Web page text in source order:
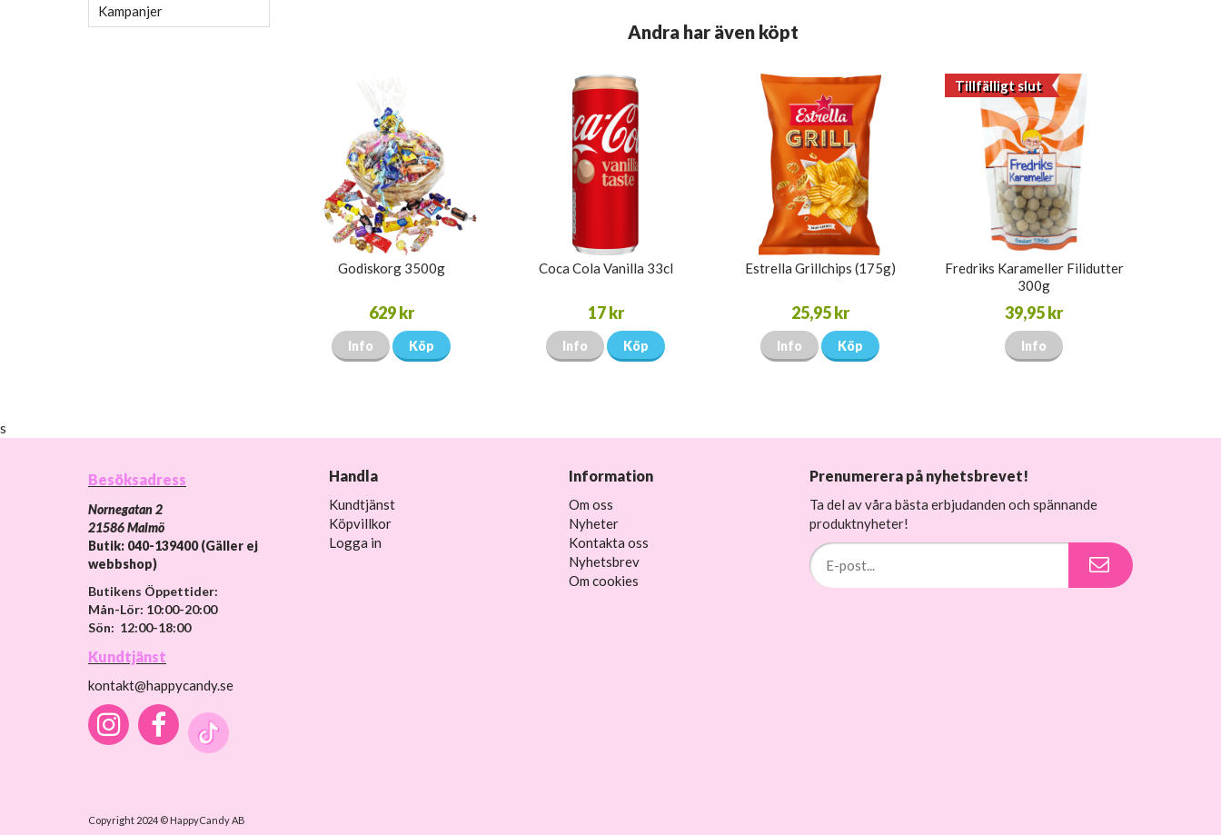
Kampanjer
Andra har även köpt
Godiskorg 3500g
629 kr
Info Köp
Coca Cola Vanilla 33cl
17 kr
Info Köp
Estrella Grillchips (175g)
25,95 kr
Info Köp
Tillfälligt slut
Fredriks Karameller Filidutter
300g
39,95 kr
Info
s
Besöksadress
Nornegatan 2
21586 Malmö
Butik: 040-139400 (Gäller ej
webbshop)
Butikens Öppettider:
Mån-Lör: 10:00-20:00
Sön: 12:00-18:00
Kundtjänst
kontakt@happycandy.se
Copyright 2024 © HappyCandy AB
Handla
Kundtjänst
Köpvillkor
Logga in
Information
Om oss
Nyheter
Kontakta oss
Nyhetsbrev
Om cookies
Prenumerera på nyhetsbrevet!
Ta del av våra bästa erbjudanden och spännande
produktnyheter!